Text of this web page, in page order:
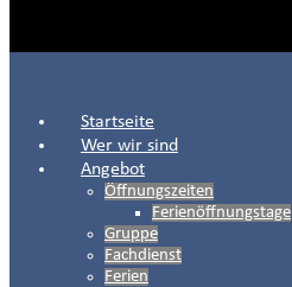
Startseite
Wer wir sind
Angebot
Öffnungszeiten
Ferienöffnungstage
Gruppe
Fachdienst
Ferien